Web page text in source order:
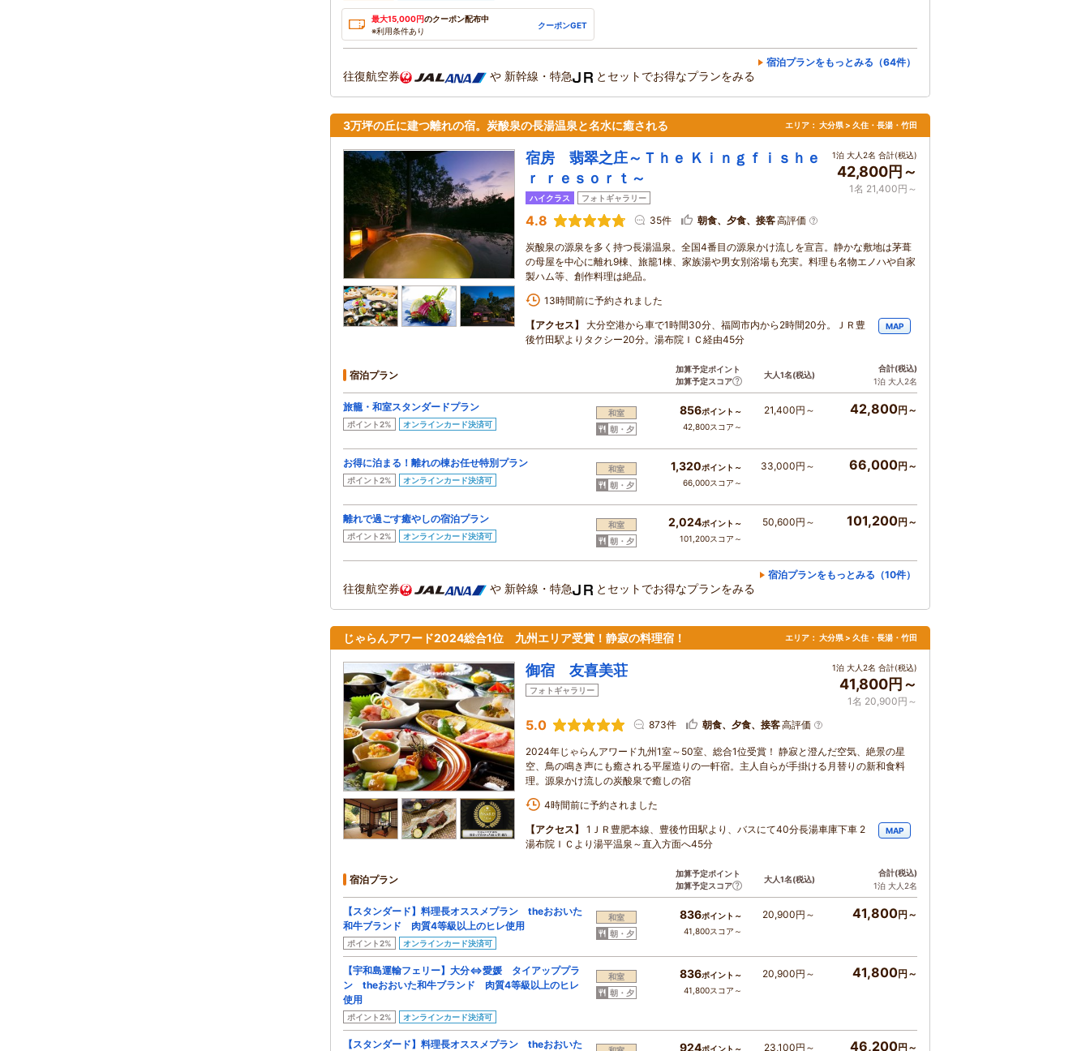
最大15,000円のクーポン配布中
※利用条件あり
クーポンGET
宿泊プランをもっとみる（64件）
往復航空券 や 新幹線・特急 とセットでお得なプランをみる
3万坪の丘に建つ離れの宿。炭酸泉の長湯温泉と名水に癒される エリア： 大分県 > 久住・長湯・竹田
宿房 翡翠之庄～Ｔｈｅ Ｋｉｎｇｆｉｓｈｅ
ｒ ｒｅｓｏｒｔ～
ハイクラス フォトギャラリー
1泊 大人2名 合計(税込)
42,800円～
1名 21,400円～
4.8 35件 朝食、夕食、接客高評価
炭酸泉の源泉を多く持つ長湯温泉。全国4番目の源泉かけ流しを宣言。静かな敷地は茅葺
の母屋を中心に離れ9棟、旅籠1棟、家族湯や男女別浴場も充実。料理も名物エノハや自家
製ハム等、創作料理は絶品。
13時間前に予約されました
【アクセス】
大分空港から車で1時間30分、福岡市内から2時間20分。ＪＲ豊
後竹田駅よりタクシー20分。湯布院ＩＣ経由45分
MAP
宿泊プラン
加算予定ポイント
加算予定スコア
大人1名(税込)
合計(税込)
1泊 大人2名
旅籠・和室スタンダードプラン
ポイント2% オンラインカード決済可
和室
朝・夕
856ポイント～
42,800スコア～
21,400円～ 42,800円～
お得に泊まる！離れの棟お任せ特別プラン
ポイント2% オンラインカード決済可
和室
朝・夕
1,320ポイント～
66,000スコア～
33,000円～ 66,000円～
離れで過ごす癒やしの宿泊プラン
ポイント2% オンラインカード決済可
和室
朝・夕
2,024ポイント～
101,200スコア～
50,600円～ 101,200円～
宿泊プランをもっとみる（10件）
往復航空券 や 新幹線・特急 とセットでお得なプランをみる
じゃらんアワード2024総合1位 九州エリア受賞！静寂の料理宿！ エリア： 大分県 > 久住・長湯・竹田
御宿 友喜美荘
フォトギャラリー
1泊 大人2名 合計(税込)
41,800円～
1名 20,900円～
5.0 873件 朝食、夕食、接客高評価
2024年じゃらんアワード九州1室～50室、総合1位受賞！ 静寂と澄んだ空気、絶景の星
空、鳥の鳴き声にも癒される平屋造りの一軒宿。主人自らが手掛ける月替りの新和食料
理。源泉かけ流しの炭酸泉で癒しの宿
4時間前に予約されました
【アクセス】
1ＪＲ豊肥本線、豊後竹田駅より、バスにて40分長湯車庫下車 2
湯布院ＩＣより湯平温泉～直入方面へ45分
MAP
宿泊プラン
加算予定ポイント
加算予定スコア
大人1名(税込)
合計(税込)
1泊 大人2名
【スタンダード】料理長オススメプラン theおおいた
和牛ブランド 肉質4等級以上のヒレ使用
ポイント2% オンラインカード決済可
和室
朝・夕
836ポイント～
41,800スコア～
20,900円～ 41,800円～
【宇和島運輸フェリー】大分⇔愛媛 タイアッププラ
ン theおおいた和牛ブランド 肉質4等級以上のヒレ
使用
ポイント2% オンラインカード決済可
和室
朝・夕
836ポイント～
41,800スコア～
20,900円～ 41,800円～
【スタンダード】料理長オススメプラン theおおいた 924ポイント～ 23,100円～ 46,200円～